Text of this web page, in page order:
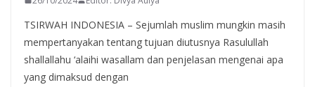
TSIRWAH INDONESIA – Sejumlah muslim mungkin masih
mempertanyakan tentang tujuan diutusnya Rasulullah
shallallahu ‘alaihi wasallam dan penjelasan mengenai apa
yang dimaksud dengan